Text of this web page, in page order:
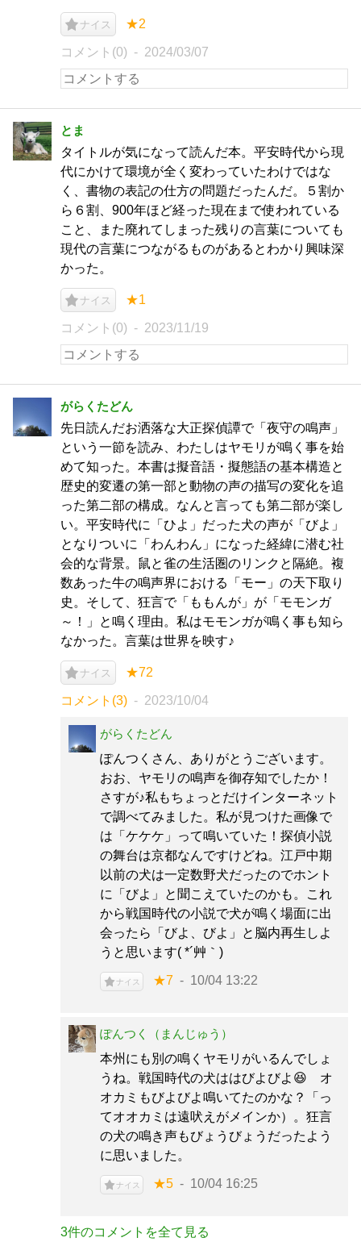
ナイス ★2
コメント(0) 2024/03/07
とま
タイトルが気になって読んだ本。平安時代から現
代にかけて環境が全く変わっていたわけではな
く、書物の表記の仕方の問題だったんだ。５割か
ら６割、900年ほど経った現在まで使われている
こと、また廃れてしまった残りの言葉についても
現代の言葉につながるものがあるとわかり興味深
かった。
ナイス ★1
コメント(0) 2023/11/19
がらくたどん
先日読んだお洒落な大正探偵譚で「夜守の鳴声」
という一節を読み、わたしはヤモリが鳴く事を始
めて知った。本書は擬音語・擬態語の基本構造と
歴史的変遷の第一部と動物の声の描写の変化を追
った第二部の構成。なんと言っても第二部が楽し
い。平安時代に「ひよ」だった犬の声が「びよ」
となりついに「わんわん」になった経緯に潜む社
会的な背景。鼠と雀の生活圏のリンクと隔絶。複
数あった牛の鳴声界における「モー」の天下取り
史。そして、狂言で「ももんが」が「モモンガ
～！」と鳴く理由。私はモモンガが鳴く事も知ら
なかった。言葉は世界を映す♪
ナイス ★72
コメント(3) 2023/10/04
がらくたどん
ぽんつくさん、ありがとうございます。
おお、ヤモリの鳴声を御存知でしたか！
さすが♪私もちょっとだけインターネット
で調べてみました。私が見つけた画像で
は「ケケケ」って鳴いていた！探偵小説
の舞台は京都なんですけどね。江戸中期
以前の犬は一定数野犬だったのでホント
に「びよ」と聞こえていたのかも。これ
から戦国時代の小説で犬が鳴く場面に出
会ったら「びよ、びよ」と脳内再生しよ
うと思います( *´艸｀)
ナイス ★7 10/04 13:22
ぽんつく（まんじゅう）
本州にも別の鳴くヤモリがいるんでしょ
うね。戦国時代の犬ははびよびよ😆 オ
オカミもびよびよ鳴いてたのかな？「っ
てオオカミは遠吠えがメインか）。狂言
の犬の鳴き声もびょうびょうだったよう
に思いました。
ナイス ★5 10/04 16:25
3件のコメントを全て見る